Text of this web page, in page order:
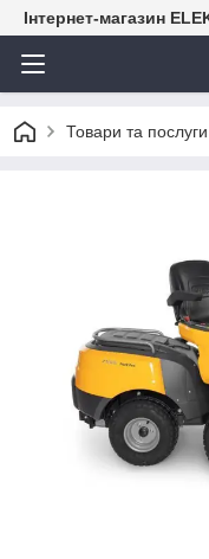
Інтернет-магазин
Товари та послуги